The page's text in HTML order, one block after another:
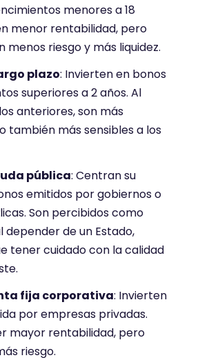
menores a 18
menor rentabilidad, pero
menos riesgo y más liquidez.
plazo: Invierten en bonos
superiores a 2 años. Al
anteriores, son más
también más sensibles a los
pública: Centran su
emitidos por gobiernos o
Son percibidos como
depender de un Estado,
tener cuidado con la calidad
fija corporativa: Invierten
por empresas privadas.
mayor rentabilidad, pero
riesgo.